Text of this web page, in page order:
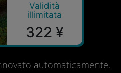
Validità
illimitata
322 ¥
automaticamente.